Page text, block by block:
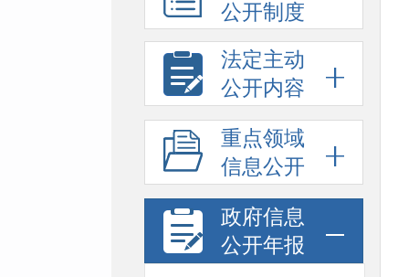
公开制度
法定主动
公开内容
重点领域
信息公开
政府信息
公开年报